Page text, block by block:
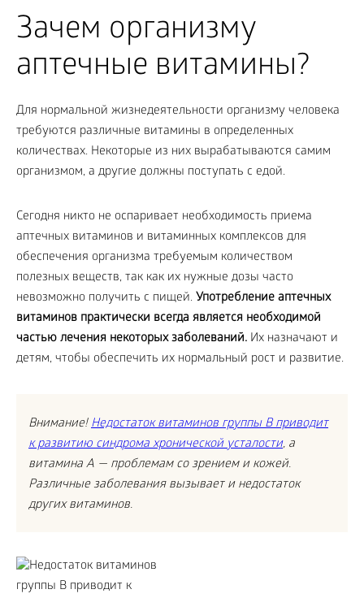
Зачем организму
аптечные витамины?
Для нормальной жизнедеятельности организму человека
требуются различные витамины в определенных
количествах. Некоторые из них вырабатываются самим
организмом, а другие должны поступать с едой.
Сегодня никто не оспаривает необходимость приема
аптечных витаминов и витаминных комплексов для
обеспечения организма требуемым количеством
полезных веществ, так как их нужные дозы часто
невозможно получить с пищей. Употребление аптечных
витаминов практически всегда является необходимой
частью лечения некоторых заболеваний. Их назначают и
детям, чтобы обеспечить их нормальный рост и развитие.
Внимание!Недостаток витаминов группы B приводит
к развитию синдрома хронической усталости, а
витамина A — проблемам со зрением и кожей.
Различные заболевания вызывает и недостаток
других витаминов.